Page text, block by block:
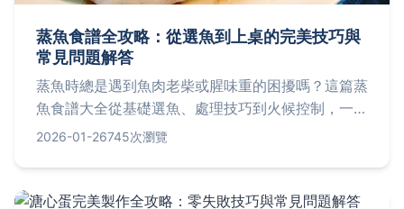
蒸魚食譜全攻略：從選魚到上桌的完美技巧與
常見問題解答
蒸魚時總是遇到魚肉老柴或腥味重的困擾嗎？這篇蒸
魚食譜大全從基礎選魚、處理技巧到火候控制，一步
步教你如何蒸出鮮嫩多汁的完美魚料理。內容包括多
考，讓你輕鬆掌握蒸魚的藝術。
2026-01-26745次瀏覽